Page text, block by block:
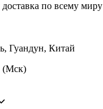
по всему миру
Гуандун, Китай
(Мск)